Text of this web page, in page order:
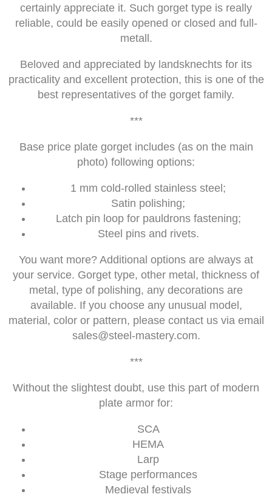
certainly appreciate it. Such gorget type is really
reliable, could be easily opened or closed and full-
metall.
Beloved and appreciated by landsknechts for its
practicality and excellent protection, this is one of the
best representatives of the gorget family.
***
Base price plate gorget includes (as on the main
photo) following options:
1 mm cold-rolled stainless steel;
Satin polishing;
Latch pin loop for pauldrons fastening;
Steel pins and rivets.
You want more? Additional options are always at
your service. Gorget type, other metal, thickness of
metal, type of polishing, any decorations are
available. If you choose any unusual model,
material, color or pattern, please contact us via email
sales@steel-mastery.com.
***
Without the slightest doubt, use this part of modern
plate armor for:
SCA
HEMA
Larp
Stage performances
Medieval festivals